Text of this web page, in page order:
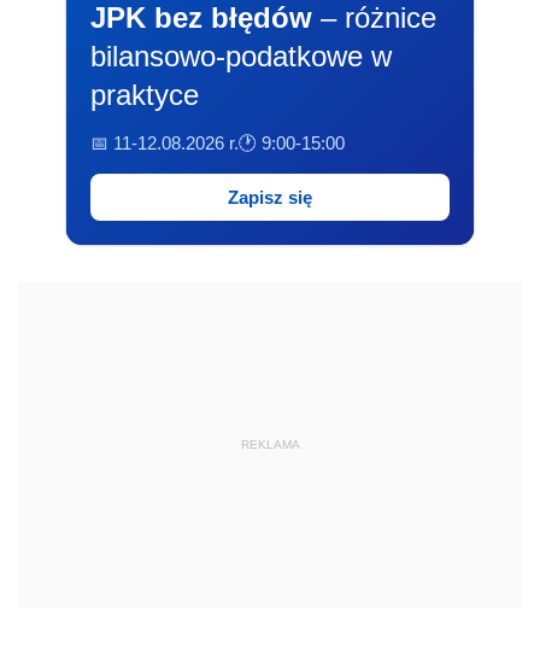
JPK bez błędów – różnice
bilansowo-podatkowe w
praktyce
📅 11-12.08.2026 r.🕐 9:00-15:00
Zapisz się
REKLAMA